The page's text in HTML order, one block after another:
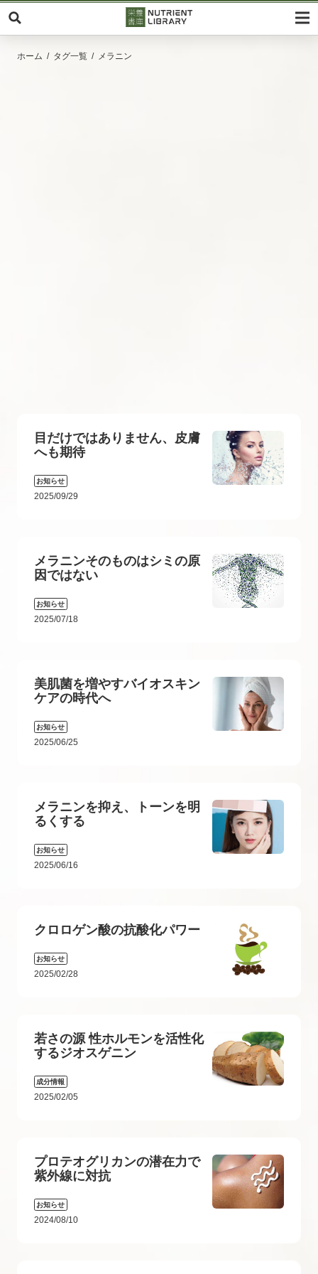
ホーム タグ一覧 メラニン
目だけではありません、皮膚
へも期待
お知らせ
2025/09/29
メラニンそのものはシミの原
因ではない
お知らせ
2025/07/18
美肌菌を増やすバイオスキン
ケアの時代へ
お知らせ
2025/06/25
メラニンを抑え、トーンを明
るくする
お知らせ
2025/06/16
クロロゲン酸の抗酸化パワー
お知らせ
2025/02/28
若さの源 性ホルモンを活性化
するジオスゲニン
成分情報
2025/02/05
プロテオグリカンの潜在力で
紫外線に対抗
お知らせ
2024/08/10